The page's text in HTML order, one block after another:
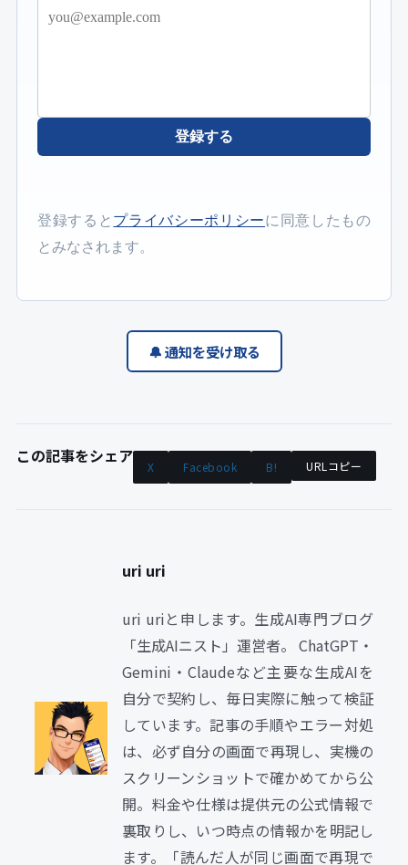
登録する
登録すると プライバシーポリシーに同意したもの
とみなされます。
🔔 通知を受け取る
この記事をシェア X Facebook B! URLコピー
uri uri
uri uriと申します。生成AI専門ブログ
「生成AIニスト」運営者。 ChatGPT・
Gemini・Claudeなど主要な生成AIを
自分で契約し、毎日実際に触って検証
しています。記事の手順やエラー対処
は、必ず自分の画面で再現し、実機の
スクリーンショットで確かめてから公
開。料金や仕様は提供元の公式情報で
裏取りし、いつ時点の情報かを明記し
ます。「読んだ人が同じ画面で再現で